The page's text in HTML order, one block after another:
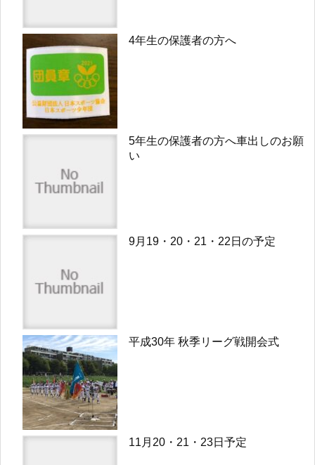
4年生の保護者の方へ
5年生の保護者の方へ車出しのお願
い
9月19・20・21・22日の予定
平成30年 秋季リーグ戦開会式
11月20・21・23日予定